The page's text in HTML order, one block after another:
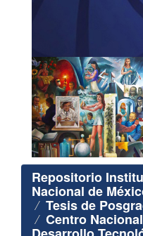
Repositorio
Nacional de
Tesis de
Centro